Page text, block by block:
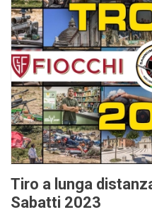
Tiro a lunga
Sabatti 2023